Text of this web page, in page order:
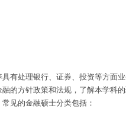
有处理银行、证券、投资等方面
的方针政策和法规，了解本学科
见的金融硕士分类包括：